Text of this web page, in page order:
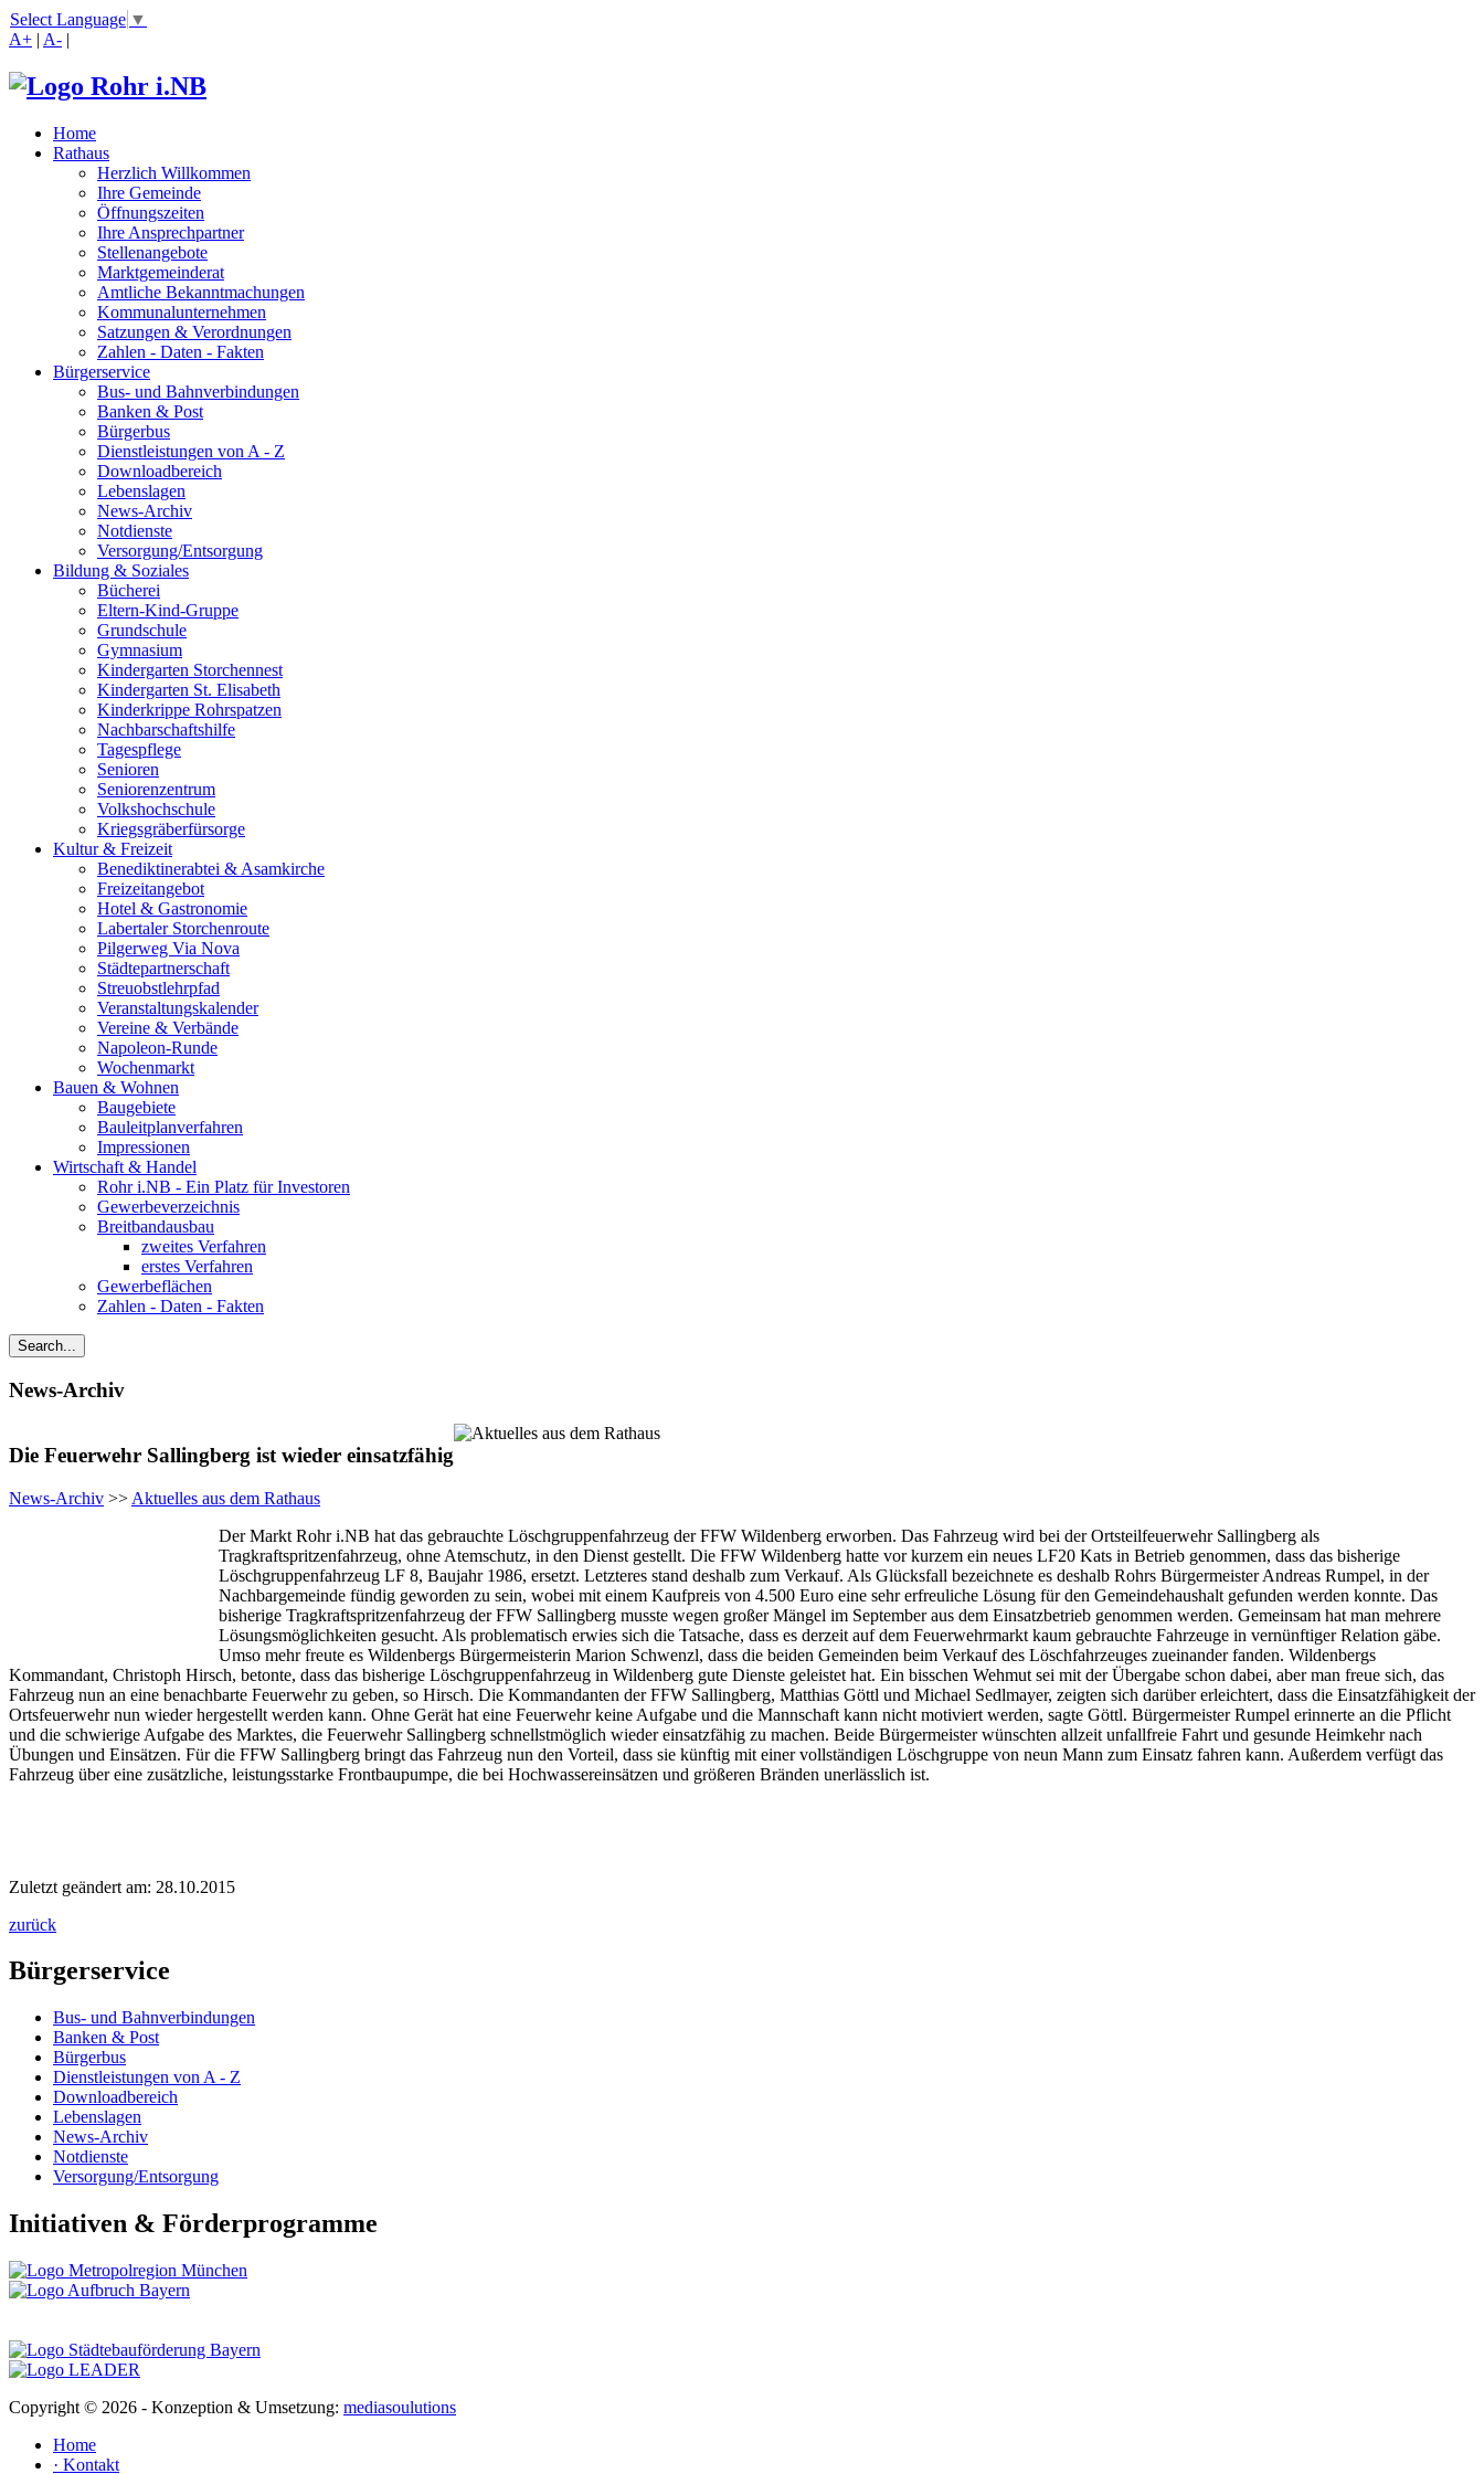
Select Language ▼
A+ | A- |
Home
Rathaus
Herzlich Willkommen
Ihre Gemeinde
Öffnungszeiten
Ihre Ansprechpartner
Stellenangebote
Marktgemeinderat
Amtliche Bekanntmachungen
Kommunalunternehmen
Satzungen & Verordnungen
Zahlen - Daten - Fakten
Bürgerservice
Bus- und Bahnverbindungen
Banken & Post
Bürgerbus
Dienstleistungen von A - Z
Downloadbereich
Lebenslagen
News-Archiv
Notdienste
Versorgung/Entsorgung
Bildung & Soziales
Bücherei
Eltern-Kind-Gruppe
Grundschule
Gymnasium
Kindergarten Storchennest
Kindergarten St. Elisabeth
Kinderkrippe Rohrspatzen
Nachbarschaftshilfe
Tagespflege
Senioren
Seniorenzentrum
Volkshochschule
Kriegsgräberfürsorge
Kultur & Freizeit
Benediktinerabtei & Asamkirche
Freizeitangebot
Hotel & Gastronomie
Labertaler Storchenroute
Pilgerweg Via Nova
Städtepartnerschaft
Streuobstlehrpfad
Veranstaltungskalender
Vereine & Verbände
Napoleon-Runde
Wochenmarkt
Bauen & Wohnen
Baugebiete
Bauleitplanverfahren
Impressionen
Wirtschaft & Handel
Rohr i.NB - Ein Platz für Investoren
Gewerbeverzeichnis
Breitbandausbau
zweites Verfahren
erstes Verfahren
Gewerbeflächen
Zahlen - Daten - Fakten
News-Archiv
Die Feuerwehr Sallingberg ist wieder einsatzfähig
News-Archiv >> Aktuelles aus dem Rathaus
Der Markt Rohr i.NB hat das gebrauchte Löschgruppenfahrzeug der FFW Wildenberg erworben. Das Fahrzeug wird bei der Ortsteilfeuerwehr Sallingberg als
Tragkraftspritzenfahrzeug, ohne Atemschutz, in den Dienst gestellt. Die FFW Wildenberg hatte vor kurzem ein neues LF20 Kats in Betrieb genommen, dass das bisherige
Löschgruppenfahrzeug LF 8, Baujahr 1986, ersetzt. Letzteres stand deshalb zum Verkauf. Als Glücksfall bezeichnete es deshalb Rohrs Bürgermeister Andreas Rumpel, in der
Nachbargemeinde fündig geworden zu sein, wobei mit einem Kaufpreis von 4.500 Euro eine sehr erfreuliche Lösung für den Gemeindehaushalt gefunden werden konnte. Das
bisherige Tragkraftspritzenfahrzeug der FFW Sallingberg musste wegen großer Mängel im September aus dem Einsatzbetrieb genommen werden. Gemeinsam hat man mehrere
Lösungsmöglichkeiten gesucht. Als problematisch erwies sich die Tatsache, dass es derzeit auf dem Feuerwehrmarkt kaum gebrauchte Fahrzeuge in vernünftiger Relation gäbe.
Umso mehr freute es Wildenbergs Bürgermeisterin Marion Schwenzl, dass die beiden Gemeinden beim Verkauf des Löschfahrzeuges zueinander fanden. Wildenbergs
Kommandant, Christoph Hirsch, betonte, dass das bisherige Löschgruppenfahrzeug in Wildenberg gute Dienste geleistet hat. Ein bisschen Wehmut sei mit der Übergabe schon dabei, aber man freue sich, das
Fahrzeug nun an eine benachbarte Feuerwehr zu geben, so Hirsch. Die Kommandanten der FFW Sallingberg, Matthias Göttl und Michael Sedlmayer, zeigten sich darüber erleichtert, dass die Einsatzfähigkeit der
Ortsfeuerwehr nun wieder hergestellt werden kann. Ohne Gerät hat eine Feuerwehr keine Aufgabe und die Mannschaft kann nicht motiviert werden, sagte Göttl. Bürgermeister Rumpel erinnerte an die Pflicht
und die schwierige Aufgabe des Marktes, die Feuerwehr Sallingberg schnellstmöglich wieder einsatzfähig zu machen. Beide Bürgermeister wünschten allzeit unfallfreie Fahrt und gesunde Heimkehr nach
Übungen und Einsätzen. Für die FFW Sallingberg bringt das Fahrzeug nun den Vorteil, dass sie künftig mit einer vollständigen Löschgruppe von neun Mann zum Einsatz fahren kann. Außerdem verfügt das
Fahrzeug über eine zusätzliche, leistungsstarke Frontbaupumpe, die bei Hochwassereinsätzen und größeren Bränden unerlässlich ist.
Zuletzt geändert am: 28.10.2015
zurück
Bürgerservice
Bus- und Bahnverbindungen
Banken & Post
Bürgerbus
Dienstleistungen von A - Z
Downloadbereich
Lebenslagen
News-Archiv
Notdienste
Versorgung/Entsorgung
Initiativen & Förderprogramme
Copyright © 2026 - Konzeption & Umsetzung: mediasoulutions
Home
· Kontakt